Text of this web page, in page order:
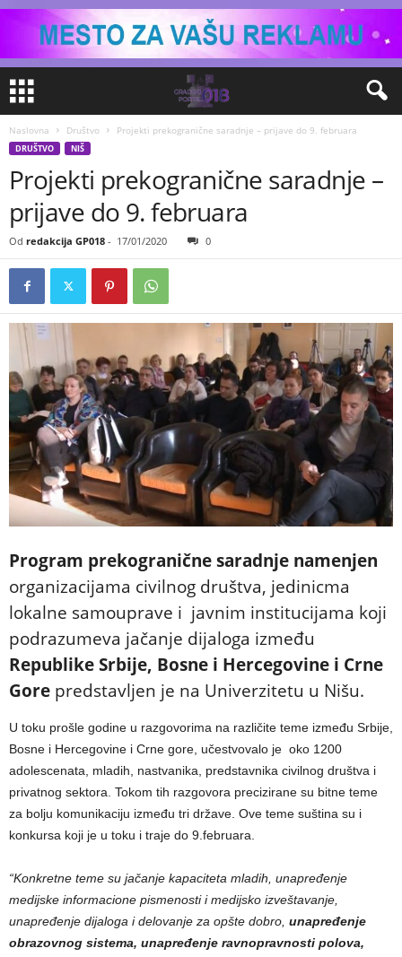
Naslovna Društvo Projekti prekogranične saradnje – prijave do 9. februara
DRUŠTVO NIŠ
Projekti prekogranične saradnje –
prijave do 9. februara
Od redakcija GP018 - 17/01/2020 0
Program prekogranične saradnje namenjen
organizacijama civilnog društva, jedinicma
lokalne samouprave i javnim institucijama koji
podrazumeva jačanje dijaloga između
Republike Srbije, Bosne i Hercegovine i Crne
Gore predstavljen je na Univerzitetu u Nišu.
U toku prošle godine u razgovorima na različite teme između Srbije,
Bosne i Hercegovine i Crne gore, učestvovalo je oko 1200
adolescenata, mladih, nastvanika, predstavnika civilnog društva i
privatnog sektora. Tokom tih razgovora precizirane su bitne teme
za bolju komunikaciju između tri države. Ove teme suština su i
konkursa koji je u toku i traje do 9.februara.
“Konkretne teme su jačanje kapaciteta mladih, unapređenje
medijske informacione pismenosti i medijsko izveštavanje,
unapređenje dijaloga i delovanje za opšte dobro, unapređenje
obrazovnog sistema, unapređenje ravnopravnosti polova,